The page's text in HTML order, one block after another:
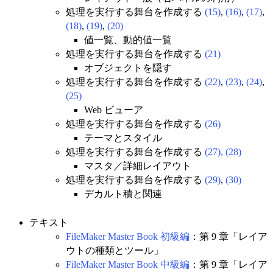
処理を実行する舞台を作成する (15), (16), (17),
(18), (19), (20)
値一覧、動的値一覧
処理を実行する舞台を作成する (21)
オブジェクトを隠す
処理を実行する舞台を作成する (22), (23), (24),
(25)
Web ビューア
処理を実行する舞台を作成する (26)
テーマとスタイル
処理を実行する舞台を作成する (27), (28)
マスタ／詳細レイアウト
処理を実行する舞台を作成する (29), (30)
デカルト積と関連
テキスト
FileMaker Master Book 初級編 ：第 9 章「レイア
ウトの種類とツール」
FileMaker Master Book 中級編 ：第 9 章「レイア